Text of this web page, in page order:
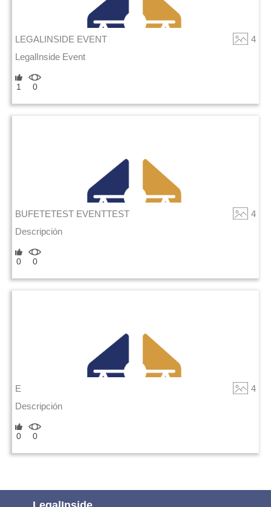
LEGALINSIDE EVENT
4
LegalInside Event
1 0
BUFETETEST EVENTTEST
4
Descripción
0 0
E
4
Descripción
0 0